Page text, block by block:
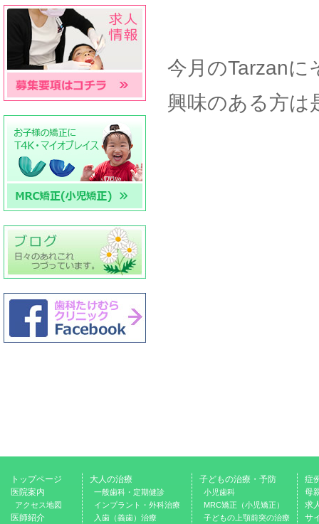
今月のTarzan
興味のある方は
トップページ
医院案内
アクセス地図
医師紹介
大人の治療
一般歯科・定期健診
インプラント・外科治療
入歯（義歯）治療
子どもの治療・予防
小児歯科
MRC矯正（小児矯正）
子どもの上顎前突の治療
症
母
求
サ